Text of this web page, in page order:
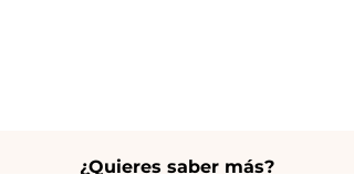
¿Quieres saber más?